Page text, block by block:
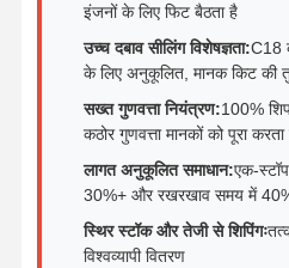
इंजनों के लिए फिट बैठता है
उच्च दबाव सीलिंग विशेषज्ञता:C18
के लिए अनुकूलित, मानक किट की
सख्त गुणवत्ता नियंत्रण:100%
कठोर गुणवत्ता मानकों को पूरा करता
लागत अनुकूलित समाधान:एक-
30%+ और रखरखाव समय में
स्थिर स्टॉक और तेजी से शिपिंगः
विश्वव्यापी वितरण